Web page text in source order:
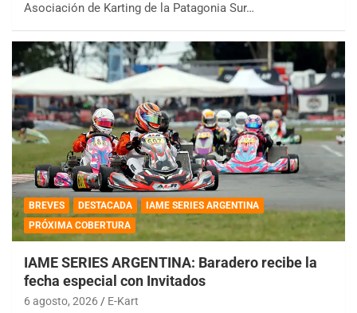
Asociación de Karting de la Patagonia Sur…
BREVES DESTACADA
IAME SERIES ARGENTINA
PRÓXIMA COBERTURA
IAME SERIES ARGENTINA: Baradero recibe la
fecha especial con Invitados
6 agosto, 2026 E-Kart